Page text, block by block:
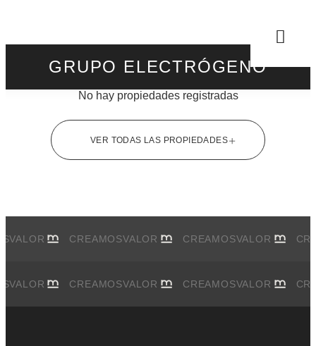
GRUPO ELECTRÓGENO
No hay propiedades registradas
VER TODAS LAS PROPIEDADES
VALOR CREAMOSVALOR CREAMOSVALOR
VALOR CREAMOSVALOR CREAMOSVALOR